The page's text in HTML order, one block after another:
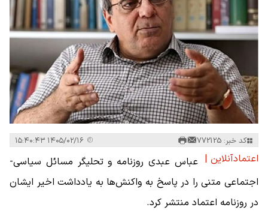
کد خبر: 772125
اعتمادآنلاین | عباس عبدی روزنامه و تحلیگر مسائل سیاسی-
اجتماعی متنی را در پاسخ به واکنش‌ها به یادداشت اخیر ایشان
در روزنامه اعتماد منتشر کرد.